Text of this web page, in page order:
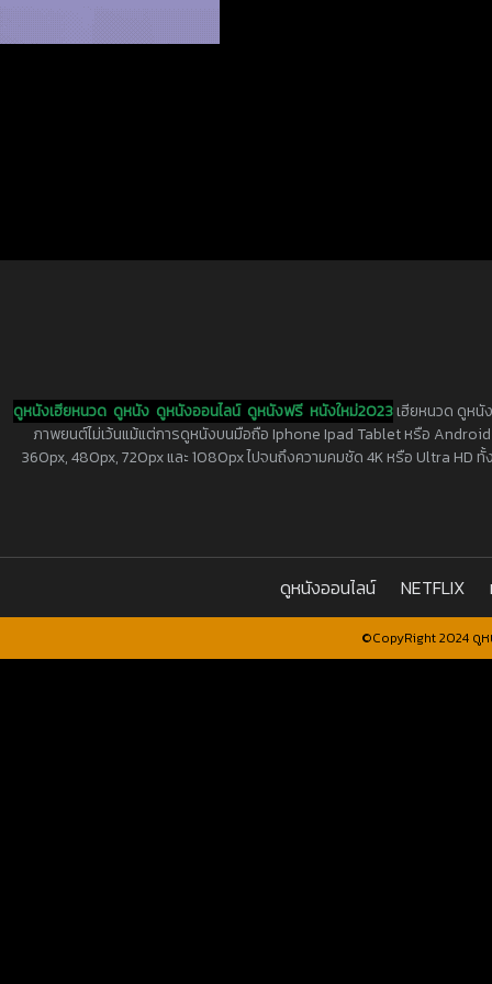
ดูหนังเฮียหนวด ดูหนัง ดูหนังออนไลน์ ดูหนังฟรี หนังใหม่2023เฮียหนวด ดูหนั
ภาพยนต์ไม่เว้นแม้แต่การดูหนังบนมือถือ Iphone Ipad Tablet หรือ
360px, 480px, 720px และ 1080px ไปจนถึงความคมชัด 4K หรือ Ultra HD
ดูหนังออนไลน์ NETFLIX
©CopyRight 2024 ดู